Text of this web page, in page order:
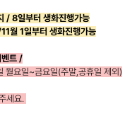
/ 8일부터 생화진행가능
월 1일부터 생화진행가능
벤트 /
월요일~금요일(주말,공휴일 제외)
세요.